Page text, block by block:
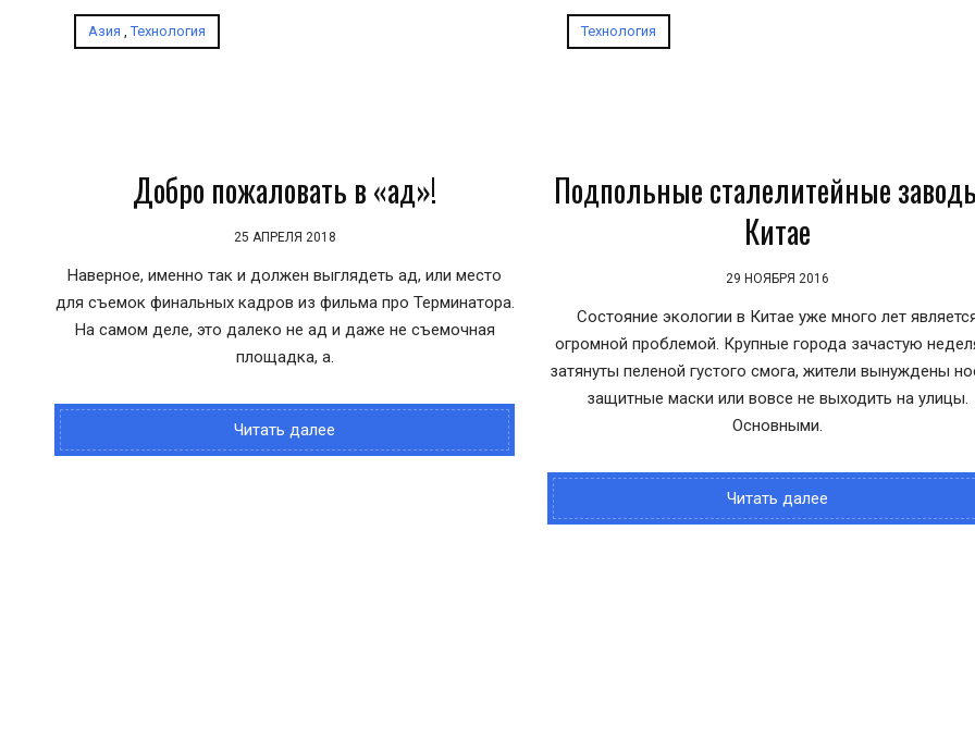
Азия ,Технология
Добро пожаловать в «ад»!
25 АПРЕЛЯ 2018
Наверное, именно так и должен выглядеть ад, или место
для съемок финальных кадров из фильма про Терминатора.
На самом деле, это далеко не ад и даже не съемочная
площадка, а.
Читать далее
Технология
Подпольные сталелитейные
Китае
29 НОЯБРЯ 2016
Состояние экологии в Китае уже много лет
огромной проблемой. Крупные города зачастую
затянуты пеленой густого смога, жители вынуждены
защитные маски или вовсе не выходить на улицы.
Основными.
Читать далее